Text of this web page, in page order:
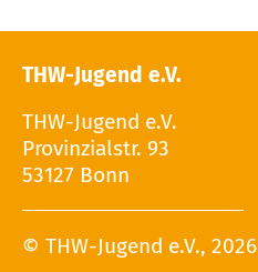
THW-Jugend e.V.
THW-Jugend e.V.
Provinzialstr. 93
53127 Bonn
© THW-Jugend e.V., 2026